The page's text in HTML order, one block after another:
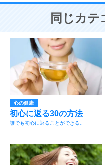
同じカテ
心の健康
初心に返る30の方法
誰でも初心に返ることができる。